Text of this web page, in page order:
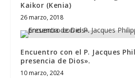
Kaikor (Kenia)
26 marzo, 2018
Encuentro con el P. Jacques
presencia de Dios».
10 marzo, 2024